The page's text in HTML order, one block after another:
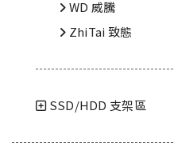
WD 威騰
ZhiTai 致態
SSD/HDD 支架區